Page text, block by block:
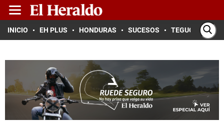
INICIO EH PLUS HONDURAS SUCESOS TEGUCIGALPA